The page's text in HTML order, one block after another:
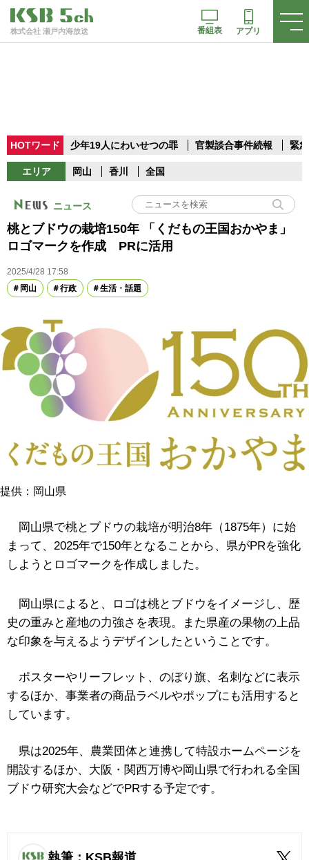
株式会社 瀬戸内海放送 番組表 アプリ
HOTワード 少年19人にわいせつの罪 官製談合事件続報 緊
エリア 岡山 香川 全国
ニュース
桃とブドウの栽培150年 「くだもの王国おかやま」
ロゴマークを作成 PRに活用
2025/4/28 17:58
岡山
行政 生活・話題
提供：岡山県
岡山県で桃とブドウの栽培が明治8年（1875年）に始
まって、2025年で150年となることから、県がPRを強化
しようとロゴマークを作成しました。
岡山県によると、ロゴは桃とブドウをイメージし、歴
史の重みと産地の力強さを表現。また県産の果物の上品
な印象を与えるようデザインしたということです。
ポスターやリーフレット、のぼり旗、名刺などに表示
するほか、事業者の商品ラベルやポップにも活用すると
しています。
県は2025年、農業団体と連携して特設ホームページを
開設するほか、大阪・関西万博や岡山県で行われる全国
ブドウ研究大会などでPRする予定です。
執筆：KSB報道